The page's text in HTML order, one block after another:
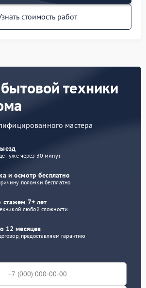
стоимость работ
техники
мастера
уже через 30 минут
и осмотр бесплатно
поломки бесплатно
стажем 7+ лет
любой сложности
12 месяцев
предоставляем гарантию